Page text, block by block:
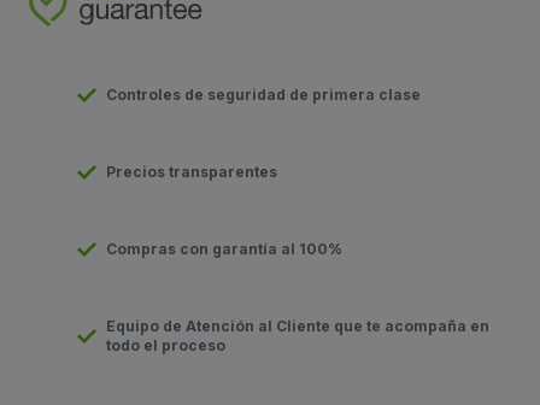
Controles de seguridad de primera clase
Precios transparentes
Compras con garantía al 100%
Equipo de Atención al Cliente que te acompaña en
todo el proceso